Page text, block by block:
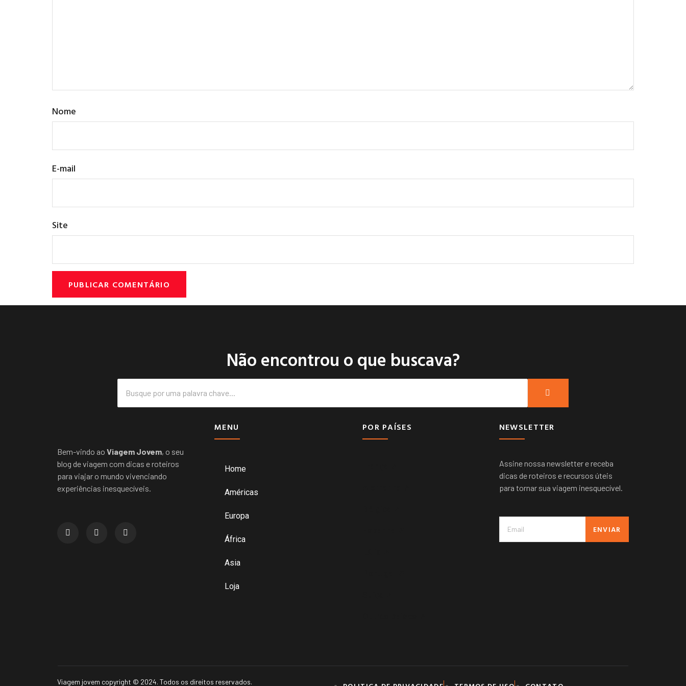
Nome
E-mail
Site
Não encontrou o que buscava?
Bem-vindo ao Viagem Jovem, o seu
blog de viagem com dicas e roteiros
para viajar o mundo vivenciando
experiências inesquecíveis.
MENU
Home
Américas
Europa
África
Asia
Loja
POR PAÍSES NEWSLETTER
Assine nossa newsletter e receba
dicas de roteiros e recursos úteis
para tornar sua viagem inesquecível.
ENVIAR
Viagem jovem copyright © 2024. Todos os direitos reservados.